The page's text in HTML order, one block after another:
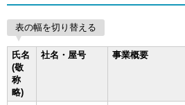
表の幅を切り替える
氏名
(敬
称
略)
社名・屋号 事業概要